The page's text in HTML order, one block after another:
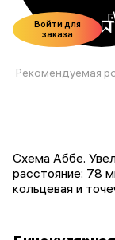
Войти для
заказа
Рекомендуемая
Схема Аббе.
расстояние: 78
кольцевая и